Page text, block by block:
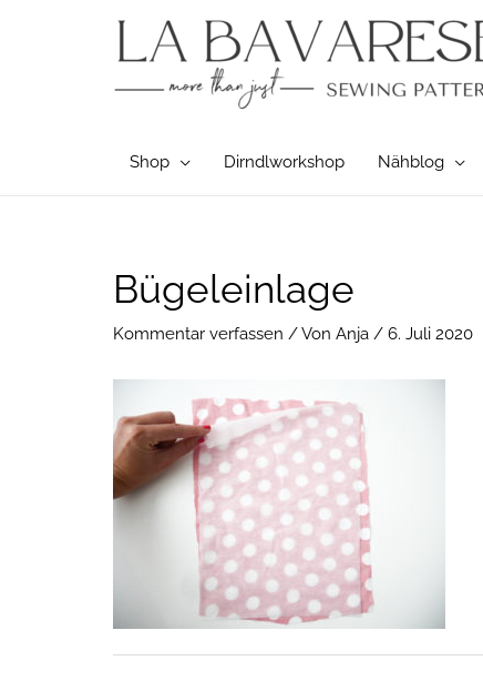
Shop Dirndlworkshop Nähblog
Bügeleinlage
Kommentar verfassen / Von Anja / 6. Juli 2020
Post
navigation